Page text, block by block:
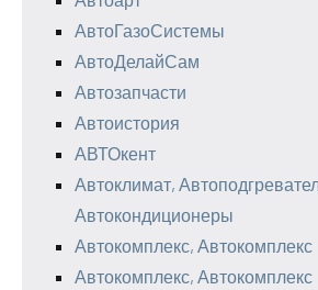
АвтоГазоСистемы
АвтоДелайСам
Автозапчасти
Автоистория
АВТОкент
Автоклимат,
Автокондиционеры
Автокомплекс, Автокомплекс
Автокомплекс, Автокомплекс